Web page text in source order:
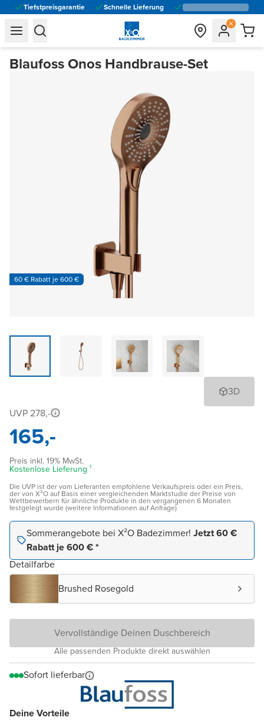
Tiefstpreisgarantie Schnelle Lieferung
general.navigation.toggle_menu.label
general.navigation.toggle_menu.label
Blaufoss Onos Handbrause-Set
60 € Rabatt je 600 €
3D
Deine Vorteile
UVP 278,-
165,-
Preis inkl. 19% MwSt.
Kostenlose Lieferung ¹
Die UVP ist der vom Lieferanten empfohlene Verkaufspreis oder ein Preis,
der von X²O auf Basis einer vergleichenden Marktstudie der Preise von
Wettbewerbern für ähnliche Produkte in den vergangenen 6 Monaten
festgelegt wurde (weitere Informationen auf Anfrage)
Sommerangebote bei X²O Badezimmer! Jetzt 60 €
Rabatt je 600 € *
Detailfarbe
Brushed Rosegold
Vervollständige Deinen Duschbereich
Alle passenden Produkte direkt auswählen
Sofort lieferbar